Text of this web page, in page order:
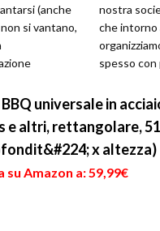
(anche
si vantano,
nel migliore dei
nostra
che intorno
spesso
migliori...
universale in
e altri, rettangolare,
x altezza)
Amazon a: 59,99€